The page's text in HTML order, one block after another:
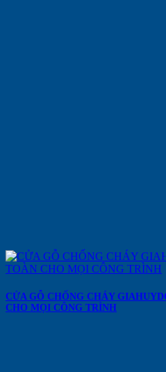
CỬA GỖ CHỐNG CHÁY
CHO MỌI CÔNG TRÌNH